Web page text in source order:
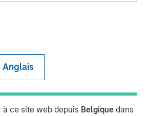
Anglais
ce site web depuis Belgique dans
Act (Wertpapiererwerbs- und
PUBLICATION OR DISTRIBUTION (IN
IN, INTO OR FROM ANY
SUCH RELEASE, PUBLICATION
document for the voluntary public